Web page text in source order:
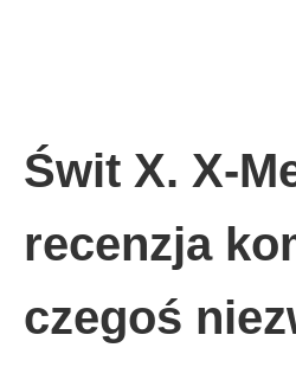
Świt X. X-
recenzja
czegoś